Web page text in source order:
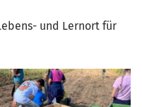
und Lernort für